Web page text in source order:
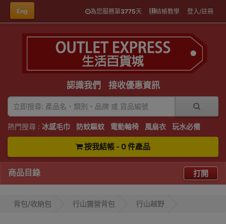
Eng 為您服務第3775天 結帳教學 登入/註冊
認識我們 接收優惠資訊
熱門搜尋 : 冰感毛巾 防蚊驅蚊 電動輪椅 風扇衣 玩水必備
按我結帳 - 0 件產品
商品目錄 打開
背包/收納包 行山露營背包 行山越野